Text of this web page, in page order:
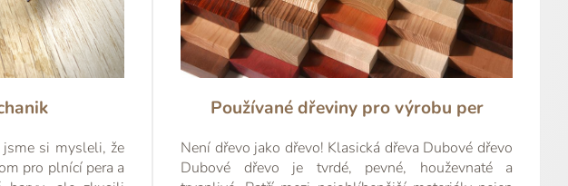
již ...přečíst celé
Mirek H.
předč...přečíst celé
David K.
Ren...přečíst celé
Renata M.
...přečíst celé
Markéta Z.
slov, ví...přečíst celé
Martin L.
Jana P.
Jarda S.
Stanislav S.
Kira B.
a těší ...
přečíst celé
Richard Z.
Jana W.
přečíst celé
Milan T.
naprosto skvě...přečíst
Alena R.
praci.
tak dal.
Dekuji Pavel V.
Irena Z.
Markéta G.
Pavel W.
chtěl vzd...
přečíst celé
ni...přečíst celé
jsme si mysleli, že
pro plnící pera a
Používané dřeviny pro výrobu per
Není dřevo jako dřevo! Klasická dřeva Dubové dřevo
Dubové dřevo je tvrdé, pevné, houževnaté a